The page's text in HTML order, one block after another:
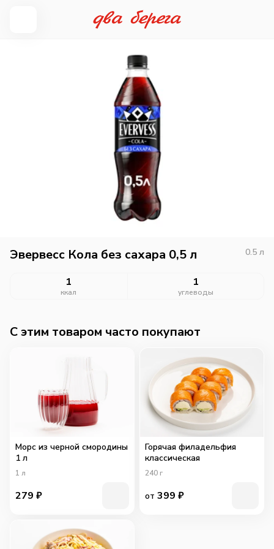
Эвервесс Кола без сахара 0,5 л 0.5 л
1
ккал
1
углеводы
C этим товаром часто покупают
Морс из черной смородины
1 л
1 л
279 ₽
Горячая филадельфия
классическая
240 г
от 399 ₽